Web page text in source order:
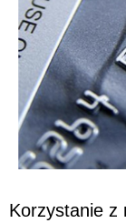
Korzystanie z